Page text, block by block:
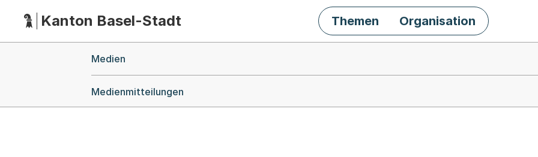
HauptnavigationKanton Basel-Stadt Themen Organisation
Medien
Medienmitteilungen